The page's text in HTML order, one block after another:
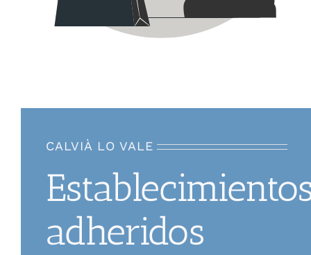
CALVIÀ LO VALE
adheridos